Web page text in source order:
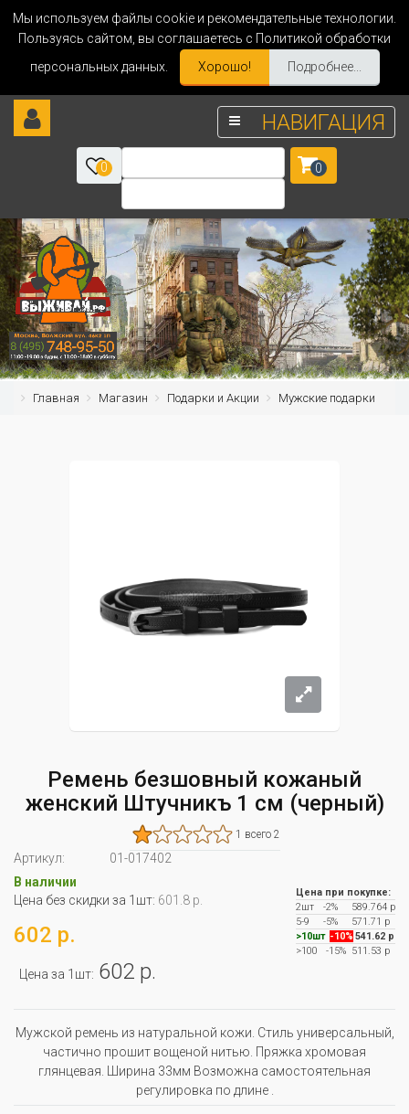
Мы используем файлы cookie и рекомендательные технологии.
Пользуясь сайтом, вы соглашаетесь с Политикой обработки
персональных данных.
Хорошо! Подробнее...
НАВИГАЦИЯ
0 0
Главная Магазин Подарки и Акции Мужские подарки
Ремень безшовный кожаный
женский Штучникъ 1 см (черный)
1 всего 2
Артикул:
01-017402
В наличии
Цена без скидки за 1шт: 601.8 р.
602 р.
Цена за 1шт: 602 р.
Цена при покупке:
2шт
-2%
589.764 р
5-9
-5%
571.71 р
>10шт -10% 541.62 р
>100
-15% 511.53 р
Мужской ремень из натуральной кожи. Стиль универсальный,
частично прошит вощеной нитью. Пряжка хромовая
глянцевая. Ширина 33мм Возможна самостоятельная
регулировка по длине .